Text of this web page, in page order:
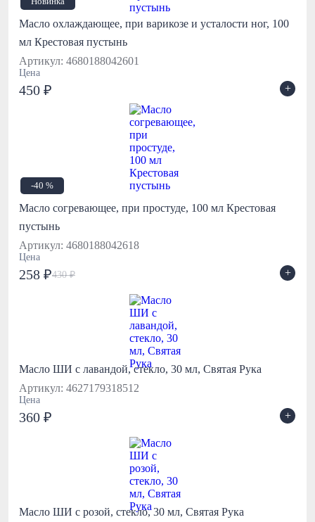
Масло охлаждающее, при варикозе и усталости ног, 100
мл Крестовая пустынь
Артикул: 4680188042601
Цена
450 ₽ +
-40 %
Масло согревающее, при простуде, 100 мл Крестовая
пустынь
Артикул: 4680188042618
Цена
258 ₽430 ₽ +
Масло ШИ с лавандой, стекло, 30 мл, Святая Рука
Артикул: 4627179318512
Цена
360 ₽ +
Масло ШИ с розой, стекло, 30 мл, Святая Рука